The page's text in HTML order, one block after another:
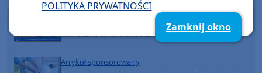
Mega lato z Weekend FM - poranny
konkurs w Weekend FM
Artykuł sponsorowany
POLITYKA PRYWATNOŚCI
Zamknij okno